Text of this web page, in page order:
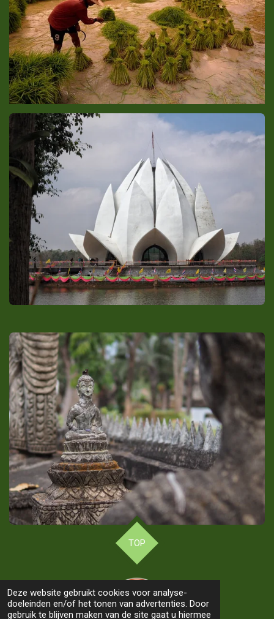
Deze website gebruikt cookies voor analyse-
doeleinden en/of het tonen van advertenties. Door
gebruik te blijven maken van de site gaat u hiermee
TOP